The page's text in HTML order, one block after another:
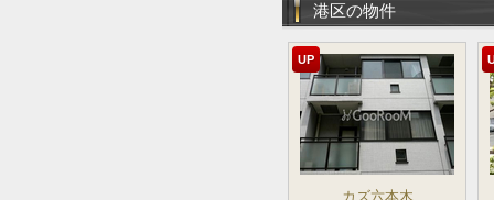
港区の物件
UP
カズ六本木